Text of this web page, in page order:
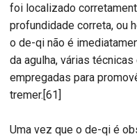
foi localizado
profundidade correta, ou
o de-qi não é
da agulha, várias
empregadas para
tremer.[61]
Uma vez que o de-qi é